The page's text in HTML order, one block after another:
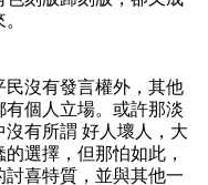
沒有發言權外，其他
個人立場。或許那淡
有所謂 好人壞人，大
選擇，但那怕如此，
喜特質，並與其他一